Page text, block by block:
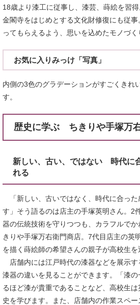
18歳より漆工に従事し、漆芸、蒔絵を習得
金閣寺をはじめとする文化財修復にも従
ってもらえるよう、思いを込めたモノづく
お気に入りみっけ「写真」
内側の3色のグラデーションがすごくきれ
す。
歴史に学ぶ ちきりや手塚万
新しい、古い、ではない 時代に
れる
「新しい、古いではなく、時代に合った
す」そう語るのは店主の手塚英明さん。2
器の伝統技術を守りつつも、カラフルで
きりや手塚万右衛門商店。7代目店主の英
を描く蒔絵師の希望さんの親子が高校生を
店舗内には江戸時代の漆器などを展示
漆器の違いを見ることができます。「漆
るほど漆が貴重であることなど、高校生
史を学びます。また、店舗内の作業スペ